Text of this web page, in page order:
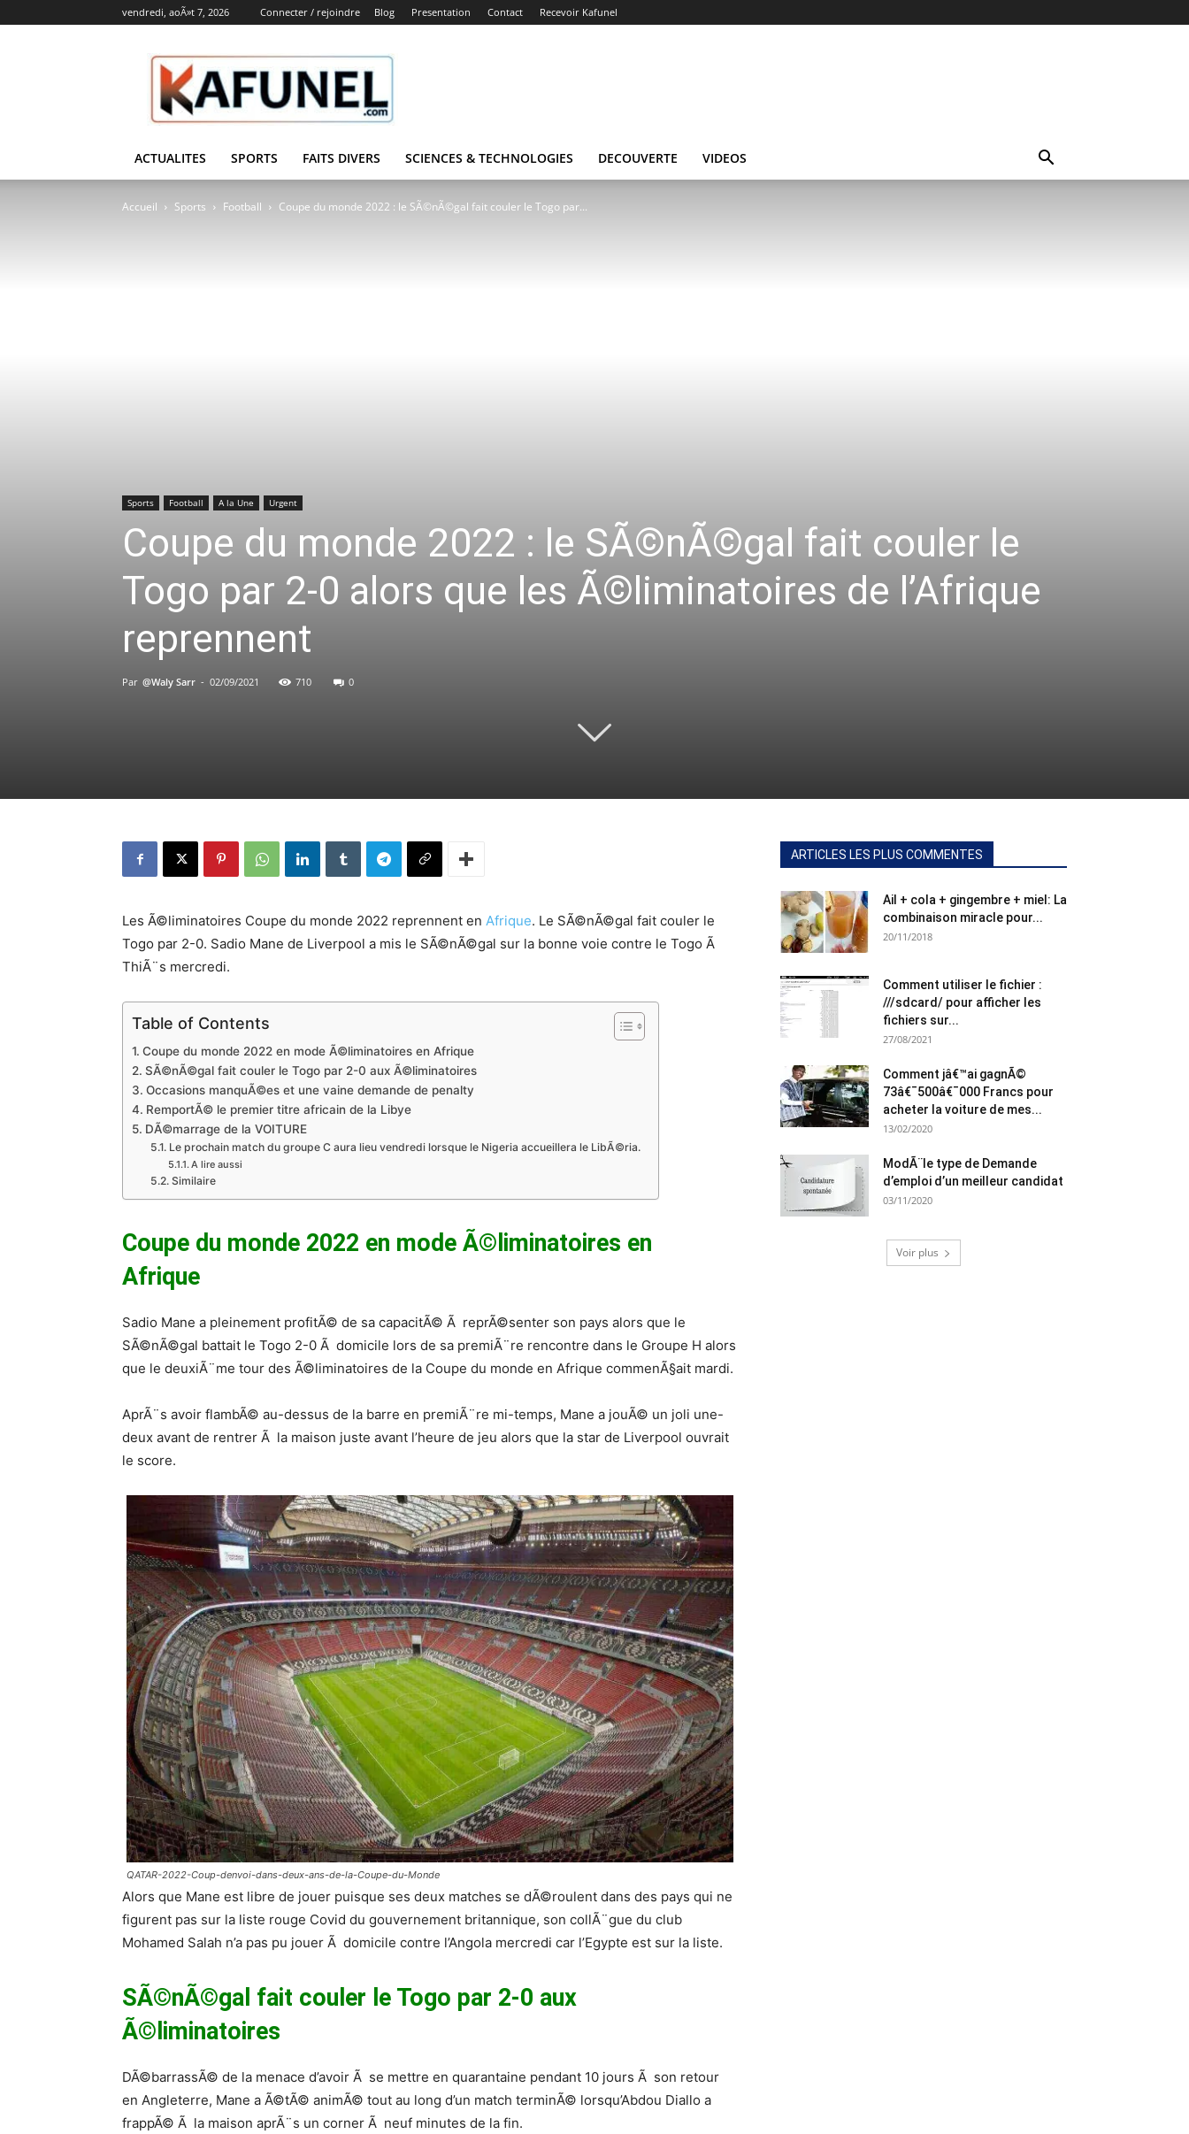
vendredi, aoÃ»t 7, 2026 Connecter / rejoindre Blog Presentation Contact Recevoir Kafunel
Kafunel
ACTUALITES SPORTS FAITS DIVERS SCIENCES & TECHNOLOGIES DECOUVERTE VIDEOS
Accueil Sports Football Coupe du monde 2022 : le SÃ©nÃ©gal fait couler le Togo par...
Sports Football A la Une Urgent
Coupe du monde 2022 : le SÃ©nÃ©gal fait couler le
Togo par 2-0 alors que les Ã©liminatoires de l’Afrique
reprennent
Par @Waly Sarr - 02/09/2021 710 0
Les Ã©liminatoires Coupe du monde 2022 reprennent en Afrique. Le SÃ©nÃ©gal fait couler le
Togo par 2-0. Sadio Mane de Liverpool a mis le SÃ©nÃ©gal sur la bonne voie contre le Togo Ã
ThiÃ¨s mercredi.
Table of Contents
Coupe du monde 2022 en mode Ã©liminatoires en Afrique
SÃ©nÃ©gal fait couler le Togo par 2-0 aux Ã©liminatoires
Occasions manquÃ©es et une vaine demande de penalty
RemportÃ© le premier titre africain de la Libye
DÃ©marrage de la VOITURE
Le prochain match du groupe C aura lieu vendredi lorsque le Nigeria accueillera le LibÃ©ria.
A lire aussi
Similaire
Coupe du monde 2022 en mode Ã©liminatoires en
Afrique
Sadio Mane a pleinement profitÃ© de sa capacitÃ© Ã reprÃ©senter son pays alors que le
SÃ©nÃ©gal battait le Togo 2-0 Ã domicile lors de sa premiÃ¨re rencontre dans le Groupe H alors
que le deuxiÃ¨me tour des Ã©liminatoires de la Coupe du monde en Afrique commenÃ§ait mardi.
AprÃ¨s avoir flambÃ© au-dessus de la barre en premiÃ¨re mi-temps, Mane a jouÃ© un joli une-
deux avant de rentrer Ã la maison juste avant l’heure de jeu alors que la star de Liverpool ouvrait
le score.
QATAR-2022-Coup-denvoi-dans-deux-ans-de-la-Coupe-du-Monde
Alors que Mane est libre de jouer puisque ses deux matches se dÃ©roulent dans des pays qui ne
figurent pas sur la liste rouge Covid du gouvernement britannique, son collÃ¨gue du club
Mohamed Salah n’a pas pu jouer Ã domicile contre l’Angola mercredi car l’Egypte est sur la liste.
SÃ©nÃ©gal fait couler le Togo par 2-0 aux
Ã©liminatoires
DÃ©barrassÃ© de la menace d’avoir Ã se mettre en quarantaine pendant 10 jours Ã son retour
en Angleterre, Mane a Ã©tÃ© animÃ© tout au long d’un match terminÃ© lorsqu’Abdou Diallo a
frappÃ© Ã la maison aprÃ¨s un corner Ã neuf minutes de la fin.
ARTICLES LES PLUS COMMENTES
Ail + cola + gingembre + miel: La
combinaison miracle pour...
20/11/2018
Comment utiliser le fichier :
///sdcard/ pour afficher les
fichiers sur...
27/08/2021
Comment jâ€™ai gagnÃ©
73â€¯500â€¯000 Francs pour
acheter la voiture de mes...
13/02/2020
ModÃ¨le type de Demande
d’emploi d’un meilleur candidat
03/11/2020
Voir plus